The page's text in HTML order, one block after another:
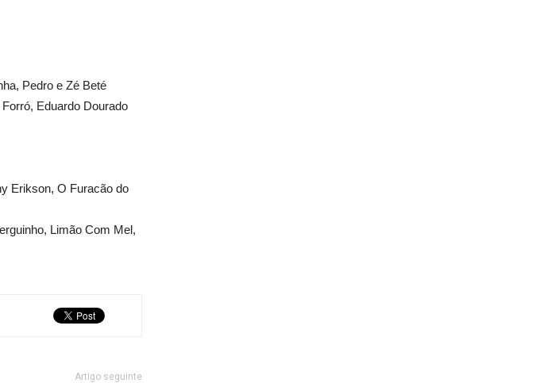
Pedro e Zé Beté
Eduardo Dourado
Erikson, O Furacão do
Limão Com Mel,
Artigo seguinte